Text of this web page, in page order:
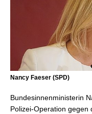
Nancy Faeser (SPD)
Bundesinnenministerin
Polizei-Operation gegen